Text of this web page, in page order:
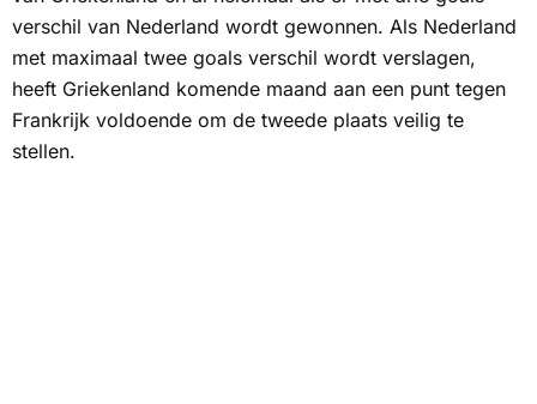
verschil van Nederland wordt gewonnen. Als Nederland
met maximaal twee goals verschil wordt verslagen,
heeft Griekenland komende maand aan een punt tegen
Frankrijk voldoende om de tweede plaats veilig te
stellen.